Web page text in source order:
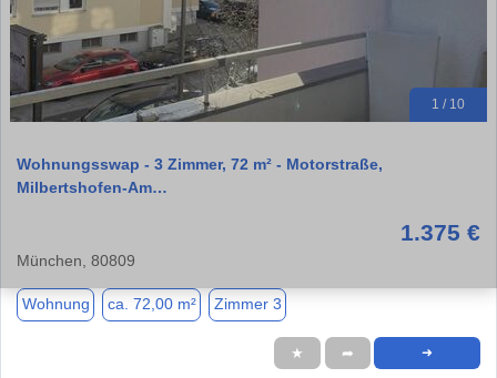
1 / 10
Wohnungsswap - 3 Zimmer, 72 m² - Motorstraße,
Milbertshofen-Am…
1.375 €
München, 80809
Wohnung ca. 72,00 m² Zimmer 3
★ ➦ ➜